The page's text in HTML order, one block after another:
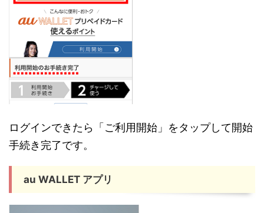
ログインできたら「ご利用開始」をタップして開始
手続き完了です。
au WALLET アプリ